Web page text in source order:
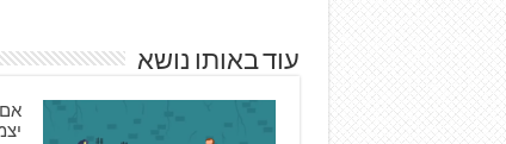
עוד באותו נושא